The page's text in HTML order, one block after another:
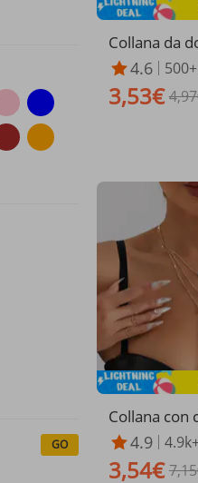
GO
Collana da
dolo
ne con
ro,
4.6 500+
3,53€
Collana con
ma di cuore
que punte,
rcone, da
4.9
3,54€